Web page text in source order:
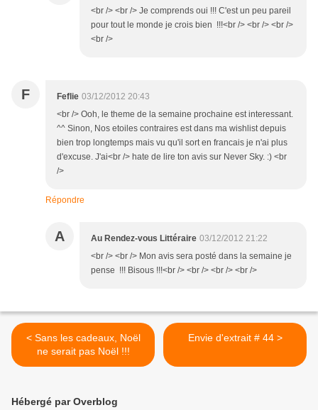
<br /> <br /> Je comprends oui !!! C'est un peu pareil
pour tout le monde je crois bien !!!<br /> <br /> <br />
<br />
F Feflie 03/12/2012 20:43
<br /> Ooh, le theme de la semaine prochaine est interessant.
^^ Sinon, Nos etoiles contraires est dans ma wishlist depuis
bien trop longtemps mais vu qu'il sort en francais je n'ai plus
d'excuse. J'ai<br /> hate de lire ton avis sur Never Sky. :) <br
/>
Répondre
A Au Rendez-vous Littéraire 03/12/2012 21:22
<br /> <br /> Mon avis sera posté dans la semaine je
pense !!! Bisous !!!<br /> <br /> <br /> <br />
< Sans les cadeaux, Noël
ne serait pas Noël !!!
Envie d'extrait # 44 >
Hébergé par Overblog